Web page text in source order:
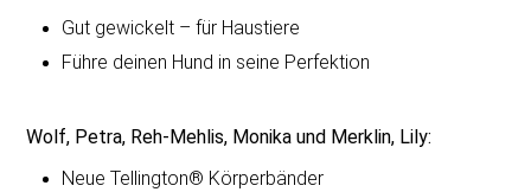
Gut gewickelt – für Haustiere
Führe deinen Hund in seine Perfektion
Wolf, Petra, Reh-Mehlis, Monika und Merklin, Lily:
Neue Tellington® Körperbänder